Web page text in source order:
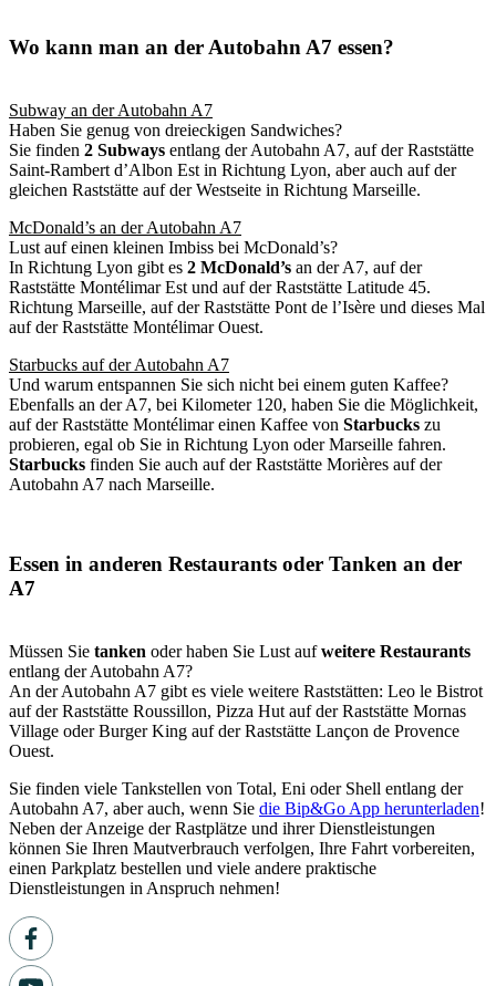
Wo kann man an der Autobahn A7 essen?
Subway an der Autobahn A7
Haben Sie genug von dreieckigen Sandwiches?
Sie finden 2 Subways entlang der Autobahn A7, auf der Raststätte
Saint-Rambert d’Albon Est in Richtung Lyon, aber auch auf der
gleichen Raststätte auf der Westseite in Richtung Marseille.
McDonald’s an der Autobahn A7
Lust auf einen kleinen Imbiss bei McDonald’s?
In Richtung Lyon gibt es 2 McDonald’s an der A7, auf der
Raststätte Montélimar Est und auf der Raststätte Latitude 45.
Richtung Marseille, auf der Raststätte Pont de l’Isère und dieses Mal
auf der Raststätte Montélimar Ouest.
Starbucks auf der Autobahn A7
Und warum entspannen Sie sich nicht bei einem guten Kaffee?
Ebenfalls an der A7, bei Kilometer 120, haben Sie die Möglichkeit,
auf der Raststätte Montélimar einen Kaffee von Starbucks zu
probieren, egal ob Sie in Richtung Lyon oder Marseille fahren.
Starbucks finden Sie auch auf der Raststätte Morières auf der
Autobahn A7 nach Marseille.
Essen in anderen Restaurants oder Tanken an der
A7
Müssen Sie tanken oder haben Sie Lust aufweitere Restaurants
entlang der Autobahn A7?
An der Autobahn A7 gibt es viele weitere Raststätten: Leo le Bistrot
auf der Raststätte Roussillon, Pizza Hut auf der Raststätte Mornas
Village oder Burger King auf der Raststätte Lançon de Provence
Ouest.
Sie finden viele Tankstellen von Total, Eni oder Shell entlang der
Autobahn A7, aber auch, wenn Sie die Bip&Go App herunterladen!
Neben der Anzeige der Rastplätze und ihrer Dienstleistungen
können Sie Ihren Mautverbrauch verfolgen, Ihre Fahrt vorbereiten,
einen Parkplatz bestellen und viele andere praktische
Dienstleistungen in Anspruch nehmen!